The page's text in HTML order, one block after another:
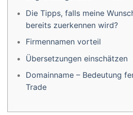
Die Tipps, falls meine
bereits zuerkennen wird?
Firmennamen vorteil
Übersetzungen einschätzen
Domainname – Bedeutung
Trade